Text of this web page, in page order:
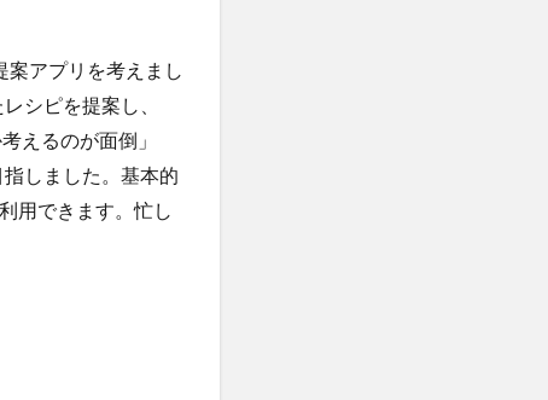
アプリを考えまし
シピを提案し、
えるのが面倒」
しました。基本的
用できます。忙し